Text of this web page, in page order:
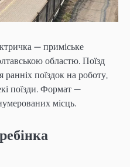
— приміське
областю. Поїзд
поїздок на роботу,
поїзди. Формат —
місць.